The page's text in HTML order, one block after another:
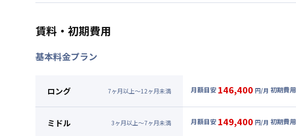
賃料・初期費用
基本料金プラン
ロング 7ヶ月以上～12ヶ月未満 月額目安 146,400 円/月 初期費用
96,000円/月 (3,200円/日)
ミドル 3ヶ月以上～7ヶ月未満 月額目安 149,400 円/月 初期費用